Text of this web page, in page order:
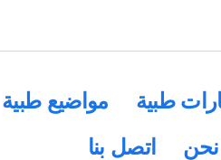
طبية مواضيع طبية
اتصل بنا